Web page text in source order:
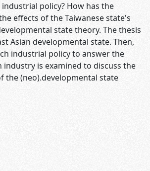
policy? How has the
effects of the Taiwanese state's
state theory. The thesis
Asian developmental state. Then,
industrial policy to answer the
is examined to discuss the
the (neo).developmental state